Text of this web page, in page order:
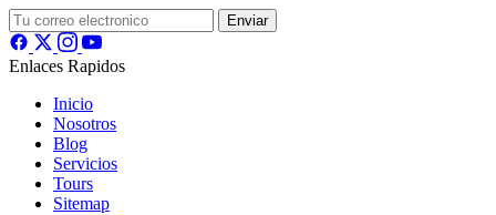
Enviar
Enlaces Rapidos
Inicio
Nosotros
Blog
Servicios
Tours
Sitemap